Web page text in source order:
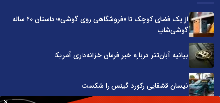
از یک فضای کوچک تا «فروشگاهی روی گوشی»؛ داستان ۲۰ ساله
گوشی‌شاپ
بیانیه آبان‌تتر درباره خبر فرمان خزانه‌داری آمریکا
نیسان قشقایی رکورد گینس را شکست